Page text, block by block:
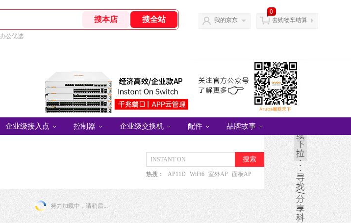
办公优选
我的京东
0
去购物车结算
企业级接入点 控制器 企业级交换机 配件 品牌故事
搜索
热搜： AP11D WiFi6 室外AP 面板AP
努力加载中，请稍后...